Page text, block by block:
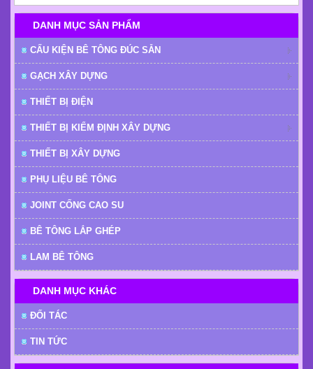
DANH MỤC SẢN PHẨM
CẤU KIỆN BÊ TÔNG ĐÚC SẴN
GẠCH XÂY DỰNG
THIẾT BỊ ĐIỆN
THIẾT BỊ KIỂM ĐỊNH XÂY DỰNG
THIẾT BỊ XÂY DỰNG
PHỤ LIỆU BÊ TÔNG
JOINT CỐNG CAO SU
BÊ TÔNG LẮP GHÉP
LAM BÊ TÔNG
DANH MỤC KHÁC
ĐỐI TÁC
TIN TỨC